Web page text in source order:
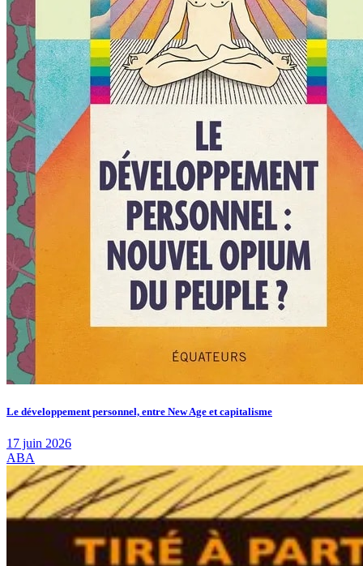
Le développement personnel, entre New Age et capitalisme
17 juin 2026
ABA